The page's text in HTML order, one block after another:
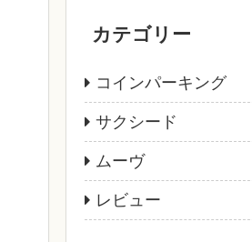
カテゴリー
コインパーキング
サクシード
ムーヴ
レビュー